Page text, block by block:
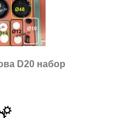
D20 набор